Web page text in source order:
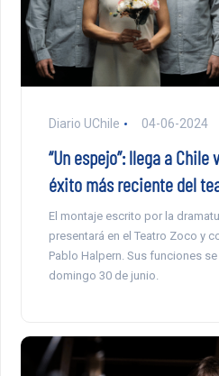
Diario UChile 04-06-2024
“Un espejo”: llega a
éxito más reciente del
El montaje escrito por la
presentará en el Teatro Zoco y
Pablo Halpern. Sus funciones
domingo 30 de junio.